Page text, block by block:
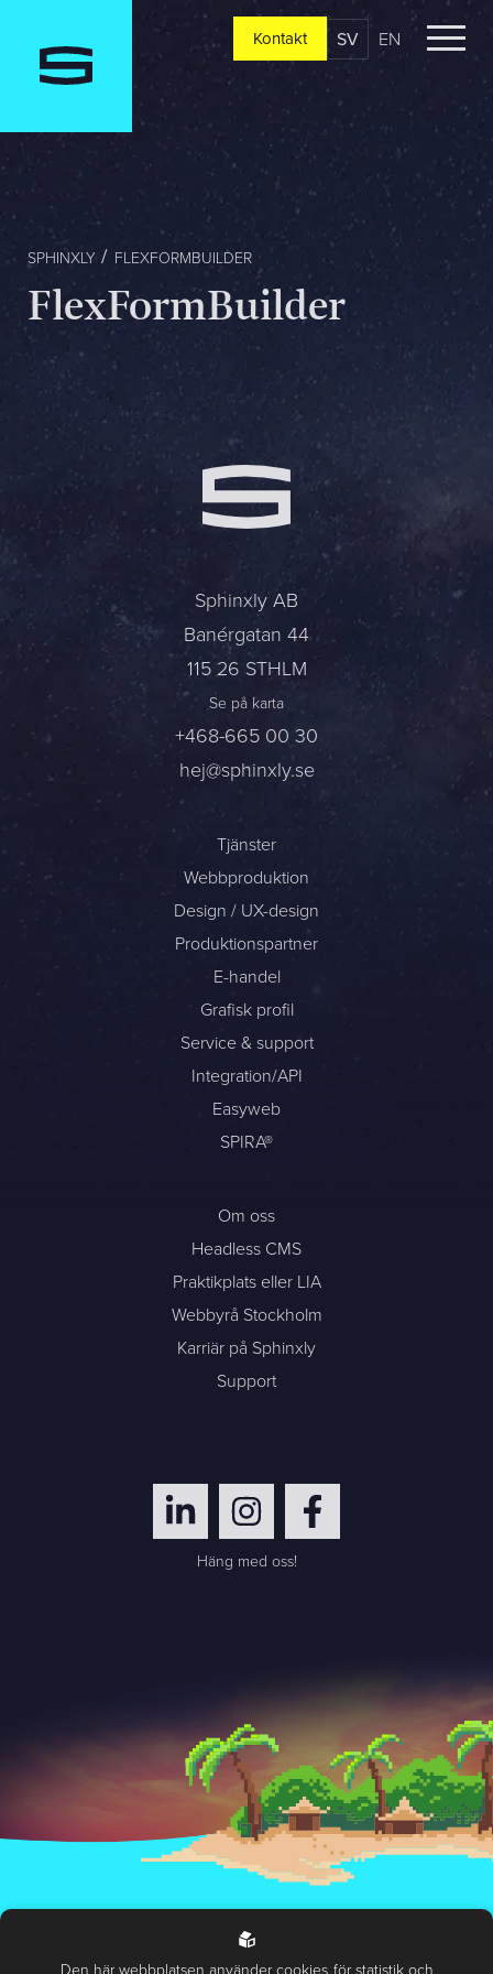
Kontakt
Berätta om er verksamhet, er vision och ert nuläge. Vi
återkommer oftast redan samma dag
Jag är...
Jag vill...
Mitt största problem är...
Namn *
Företag *
Telefon *
Det är OK att Sphinxly använder mina uppgifter för att kontakta
integritetspolicy
Skicka meddelande
Befintlig kund? Support
Om oss / Kontaktpersoner
Kontakt SV EN
SPHINXLY FLEXFORMBUILDER
FlexFormBuilder
Sphinxly AB
Banérgatan 44
115 26 STHLM
Se på karta
+468-665 00 30
hej@sphinxly.se
Tjänster
Webbproduktion
Design / UX-design
Produktionspartner
E-handel
Grafisk profil
Service & support
Integration/API
Easyweb
SPIRA®
Om oss
Headless CMS
Praktikplats eller LIA
Webbyrå Stockholm
Karriär på Sphinxly
Support
Häng med oss!
Hantering av personuppgifter